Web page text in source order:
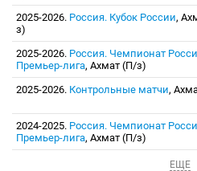
2025-2026. Россия. Кубок России,
з)
2025-2026. Россия. Чемпионат
Премьер-лига, Ахмат (П/з)
2025-2026. Контрольные матчи,
2024-2025. Россия. Чемпионат
Премьер-лига, Ахмат (П/з)
ЕЩЕ